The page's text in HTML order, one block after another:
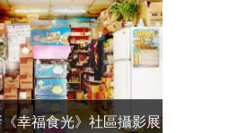
幸福食光》社區攝影展